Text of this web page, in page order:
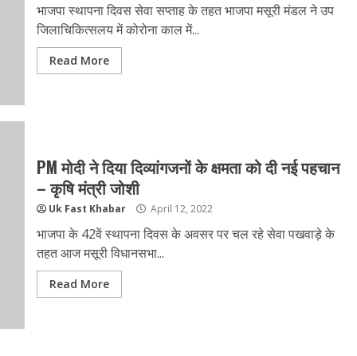
भाजपा स्थापना दिवस सेवा सप्ताह के तहत भाजपा मसूरी मंडल ने उप
जिलाचिकित्सलय में कोरोना काल में...
Read More
PM मोदी ने दिया दिव्यांगजनों के क्षमता को दी नई पहचान
– कृषि मंत्री जोशी
Uk Fast Khabar April 12, 2022
भाजपा के 42वें स्थापना दिवस के अवसर पर चल रहे सेवा पखवाड़े के
तहत आज मसूरी विधानसभा...
Read More